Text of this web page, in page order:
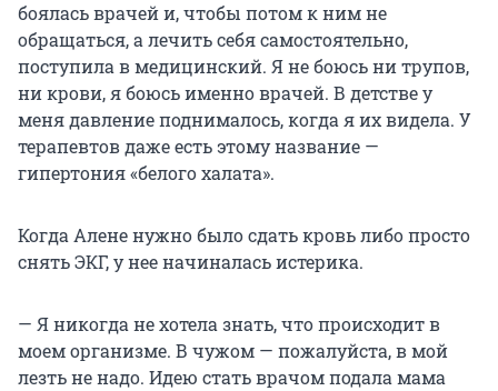
боялась врачей и, чтобы потом к ним не
обращаться, а лечить себя самостоятельно,
поступила в медицинский. Я не боюсь ни трупов,
ни крови, я боюсь именно врачей. В детстве у
меня давление поднималось, когда я их видела. У
терапевтов даже есть этому название —
гипертония «белого халата».
Когда Алене нужно было сдать кровь либо просто
снять ЭКГ, у нее начиналась истерика.
— Я никогда не хотела знать, что происходит в
моем организме. В чужом — пожалуйста, в мой
лезть не надо. Идею стать врачом подала мама